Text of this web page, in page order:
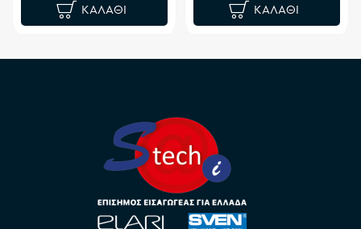
ΚΑΛΆΘΙ ΚΑΛΆΘΙ